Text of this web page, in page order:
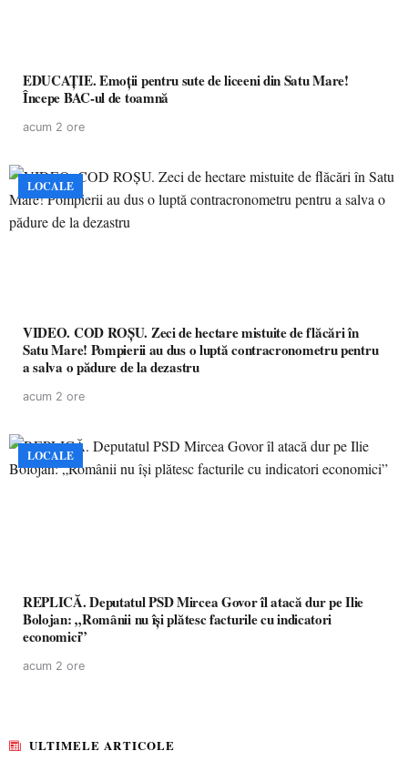
EDUCAȚIE. Emoții pentru sute de liceeni din Satu Mare!
Începe BAC-ul de toamnă
acum 2 ore
LOCALE
VIDEO. COD ROȘU. Zeci de hectare mistuite de flăcări în
Satu Mare! Pompierii au dus o luptă contracronometru pentru
a salva o pădure de la dezastru
acum 2 ore
LOCALE
REPLICĂ. Deputatul PSD Mircea Govor îl atacă dur pe Ilie
Bolojan: „Românii nu își plătesc facturile cu indicatori
economici”
acum 2 ore
ULTIMELE ARTICOLE